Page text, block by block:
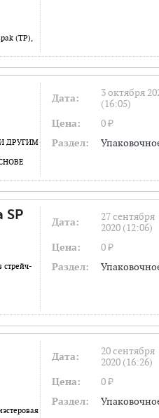
(TP),
ДРУГИМ
Дата:
3 октября
(16:05)
Цена:
0 ₽
Раздел:
SP
стрейч-
Дата:
27 сентября
2020 (12:06)
Цена:
0 ₽
Раздел:
Дата:
20 сентября
2020 (16:26)
Цена:
0 ₽
Раздел: